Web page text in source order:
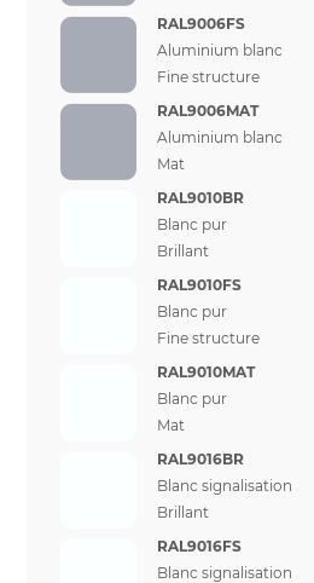
RAL9006FS
Aluminium blanc
Fine structure
RAL9006MAT
Aluminium blanc
Mat
RAL9010BR
Blanc pur
Brillant
RAL9010FS
Blanc pur
Fine structure
RAL9010MAT
Blanc pur
Mat
RAL9016BR
Blanc signalisation
Brillant
RAL9016FS
Blanc signalisation